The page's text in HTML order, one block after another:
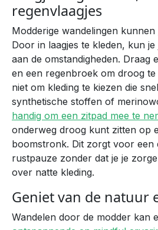
regenvlaagjes
Modderige wandelingen kunnen
Door in laagjes te kleden, kun
aan de omstandigheden. Draag
en een regenbroek om droog
niet om kleding te kiezen die
synthetische stoffen of
handig om een zitpad mee te
onderweg droog kunt zitten op
boomstronk. Dit zorgt voor een
rustpauze zonder dat je je
over natte kleding.
Geniet van de natuur
Wandelen door de modder kan